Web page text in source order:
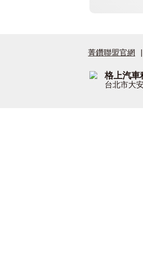
菁鑽聯盟官網
格上汽車
台北市大